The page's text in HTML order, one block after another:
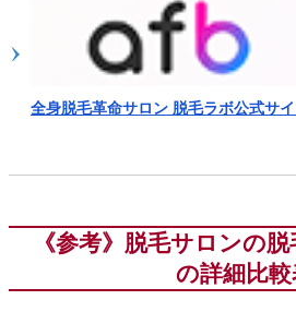
全身脱毛革命サロン 脱毛ラボ公式サ
《参考》脱毛サロンの
の詳細比較